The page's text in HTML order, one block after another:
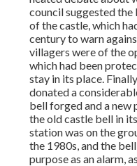
council suggested
of the castle, which
century to warn
villagers were of the
which had been
stay in its place.
donated a
bell forged and a new
the old castle bell in
station was on the
the 1980s, and the
purpose as an alarm,